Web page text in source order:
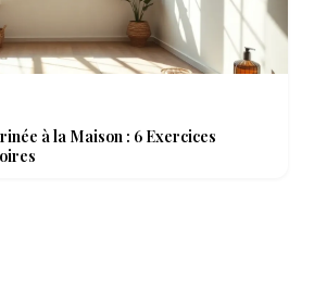
à la Maison : 6 Exercices